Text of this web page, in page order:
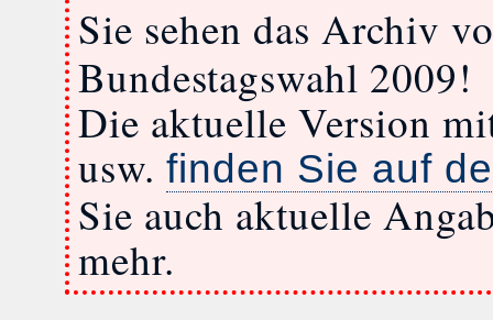
Sie sehen das Archiv
Bundestagswahl 2009!
Die aktuelle Version
usw. finden Sie auf
Sie auch aktuelle
mehr.